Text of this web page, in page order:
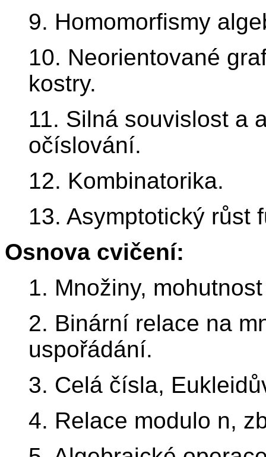
9. Homomorfismy
10. Neorientované
kostry.
11. Silná souvislost a
očíslování.
12. Kombinatorika.
13. Asymptotický růst
Osnova cvičení:
1. Množiny,
2. Binární relace na
uspořádání.
3. Celá čísla,
4. Relace modulo n,